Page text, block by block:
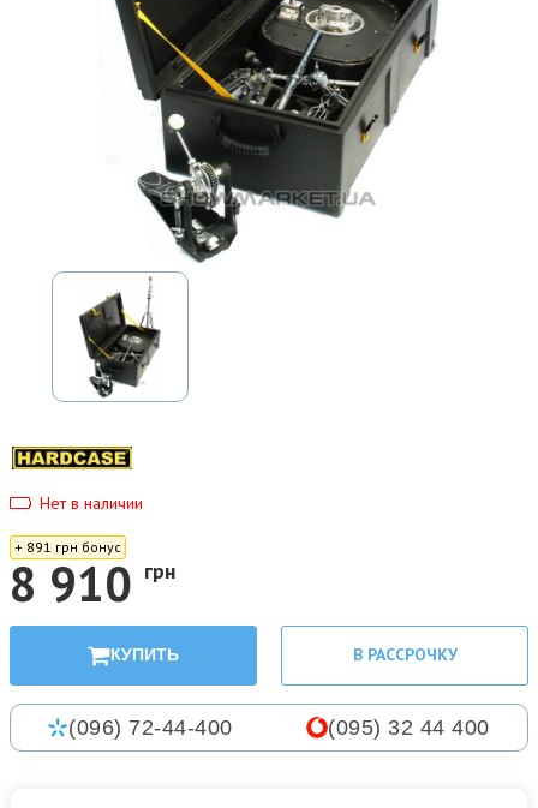
Нет в наличии
+ 891 грн бонус
8 910 грн
КУПИТЬ В РАССРОЧКУ
(096) 72-44-400 (095) 32 44 400